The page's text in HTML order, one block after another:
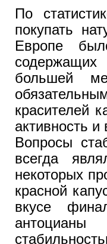
По
покупать
Европе
большей
красителей
активность
Вопросы
всегда
некоторых
красной
вкусе